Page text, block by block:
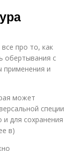
про то, как
обертывания с
применения и
может
специи
для сохранения
в)